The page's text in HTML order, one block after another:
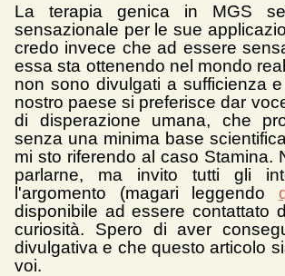
La terapia genica in MGS
sensazionale per le sue
credo invece che ad essere
essa sta ottenendo nel mondo
non sono divulgati a sufficienza
nostro paese si preferisce dar
di disperazione umana, che
senza una minima base
mi sto riferendo al caso Stamina.
parlarne, ma invito tutti gli
l'argomento (magari leggendo
disponibile ad essere contattato
curiosità. Spero di aver
divulgativa e che questo articolo
voi.